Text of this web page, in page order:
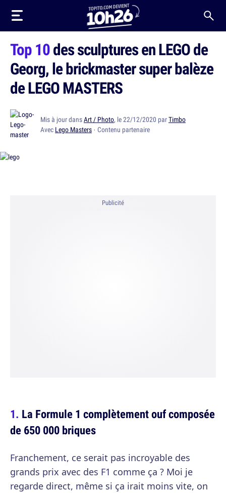
Top 10des sculptures en LEGO de
Georg, le brickmaster super balèze
de LEGO MASTERS
Mis à jour dansArt / Photo, le 22/12/2020 parTimbo
Avec Lego Masters · Contenu partenaire
Publicité
La Formule 1 complètement ouf composée
de 650 000 briques
Franchement, ce serait pas incroyable des
grands prix avec des F1 comme ça ? Moi je
regarde direct, même si ça irait moins vite, on